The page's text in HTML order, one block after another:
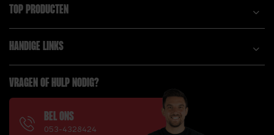
TOP PRODUCTEN
HANDIGE LINKS
VRAGEN OF HULP NODIG?
BEL ONS
053-4328424